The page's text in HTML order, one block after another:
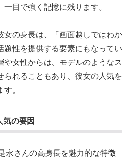
目で強く記憶に残ります。
女の身長は、「画面越しではわか
題性を提供する要素にもなってい
や女性からは、モデルのようなス
られることもあり、彼女の人気を
。
気の要因
永さんの高身長を魅力的な特徴